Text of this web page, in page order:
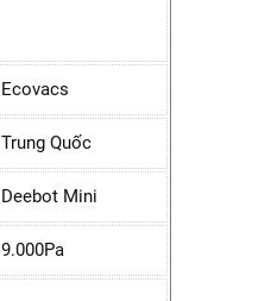
Ecovacs
Trung Quốc
Deebot Mini
9.000Pa